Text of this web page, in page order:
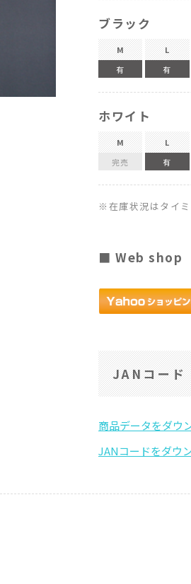
BACK STYLE
ブラック
M
有
L
有
ホワイト
M
完売
L
有
※在庫状況はタイミ
■ Web shop
JANコード